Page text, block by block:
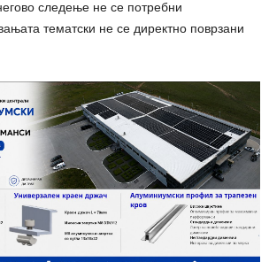
следење не се потребни
тематски не се директно поврзани